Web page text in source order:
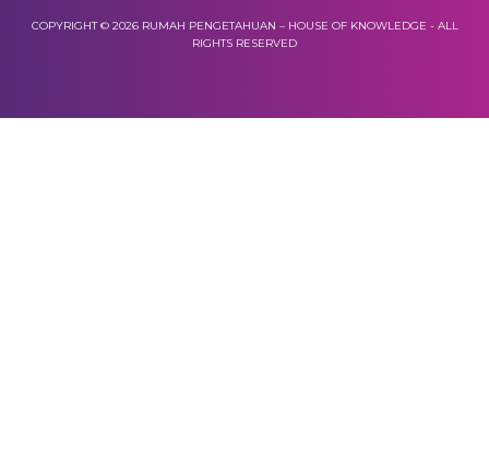
COPYRIGHT © 2026 RUMAH PENGETAHUAN – HOUSE OF KNOWLEDGE - ALL
RIGHTS RESERVED